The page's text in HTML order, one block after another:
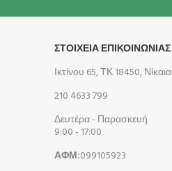
ΣΤΟΙΧΕΙΑ ΕΠΙΚΟΙΝΩΝΙΑΣ
Ικτίνου 65, ΤΚ 18450, Νίκαια
210 4633 799
Δευτέρα - Παρασκευή
9:00 - 17:00
ΑΦΜ:099105923